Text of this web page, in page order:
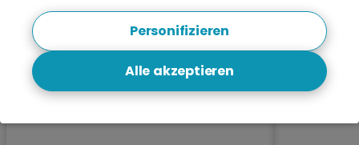
Personifizieren
Alle akzeptieren